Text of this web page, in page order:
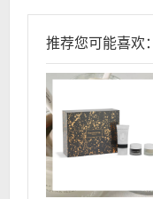
推荐您可能喜欢：